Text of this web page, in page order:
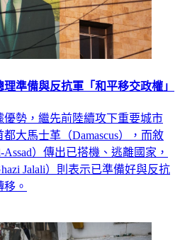
準備與反抗軍「和平移交政權」
勢，繼先前陸續攻下重要城市
大馬士革（Damascus），而敘
）傳出已搭機、逃離國家，
Jalali）則表示已準備好與反抗
。